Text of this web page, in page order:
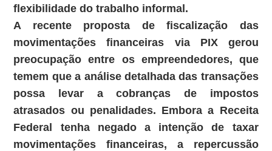
flexibilidade do trabalho informal.
A recente proposta de fiscalização das
movimentações financeiras via PIX gerou
preocupação entre os empreendedores, que
temem que a análise detalhada das transações
possa levar a cobranças de impostos
atrasados ou penalidades. Embora a Receita
Federal tenha negado a intenção de taxar
movimentações financeiras, a repercussão